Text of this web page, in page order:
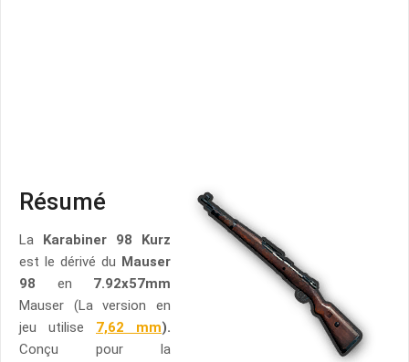
Résumé
La Karabiner 98 Kurz
est le dérivé du Mauser
98 en 7.92x57mm
Mauser (La version en
jeu utilise 7,62 mm).
Conçu pour la